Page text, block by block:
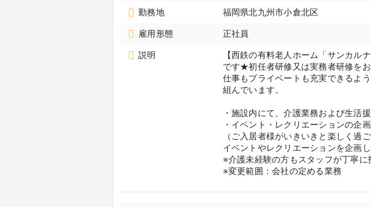
勤務地 福岡県北九州市小倉北区
雇用形態 正社員
説明
【西鉄の有料老人ホーム「サンカル
です★初任者研修又は実務者研修を
仕事もプライベートも充実できるよ
組んでいます。
・施設内にて、介護業務および生活
・イベント・レクリエーションの企
（ご入居者様がいきいきと楽しく過
イベントやレクリエーションを企画し
※介護未経験の方もスタッフが丁寧に
※変更範囲：会社の定める業務